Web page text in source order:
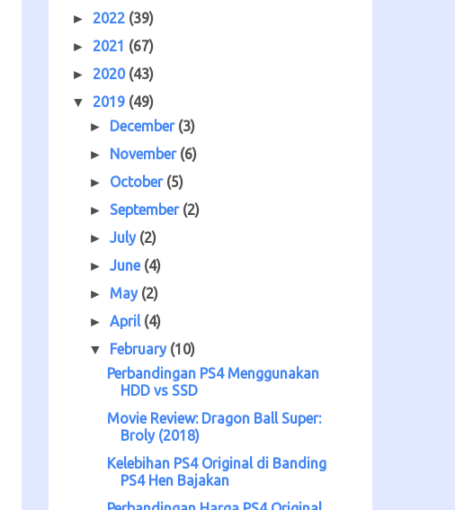
► 2022 (39)
► 2021 (67)
► 2020 (43)
▼ 2019 (49)
► December (3)
► November (6)
► October (5)
►September (2)
►July (2)
►June (4)
► May (2)
►April (4)
▼ February (10)
Perbandingan PS4 Menggunakan
HDD vs SSD
Movie Review: Dragon Ball Super:
Broly (2018)
Kelebihan PS4 Original di Banding
PS4 Hen Bajakan